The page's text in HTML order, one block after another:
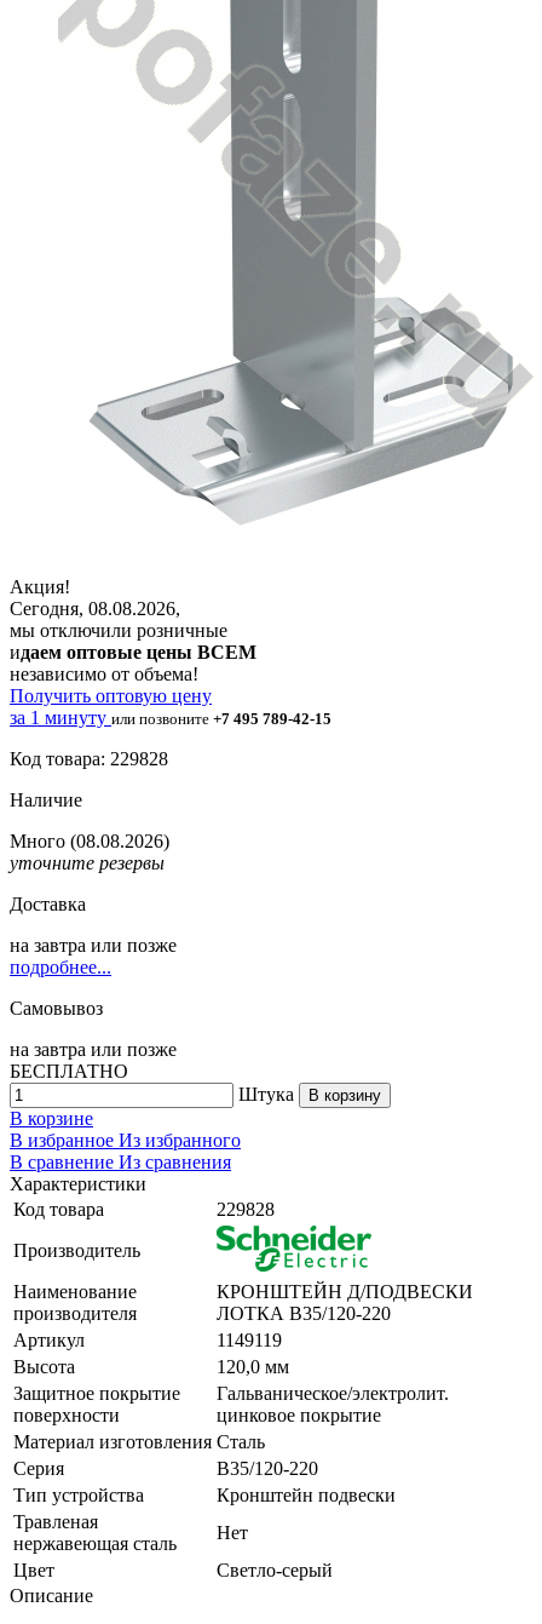
Акция!
Сегодня, 08.08.2026,
мы отключили розничные
идаем оптовые цены ВСЕМ
независимо от объема!
Получить оптовую цену
за 1 минуту или позвоните +7 495 789-42-15
Код товара: 229828
Наличие
Много (08.08.2026)
уточните резервы
Доставка
на завтра или позже
подробнее...
Самовывоз
на завтра или позже
БЕСПЛАТНО
Штука
В корзину
В корзине
В избранное Из избранного
В сравнение Из сравнения
Характеристики
Код товара
229828
Производитель
Наименование
производителя
КРОНШТЕЙН Д/ПОДВЕСКИ
ЛОТКА B35/120-220
Артикул
1149119
Высота
120,0 мм
Защитное покрытие
поверхности
Гальваническое/электролит.
цинковое покрытие
Материал изготовления Сталь
Серия
B35/120-220
Тип устройства
Кронштейн подвески
Травленая
нержавеющая сталь
Нет
Цвет
Светло-серый
Описание